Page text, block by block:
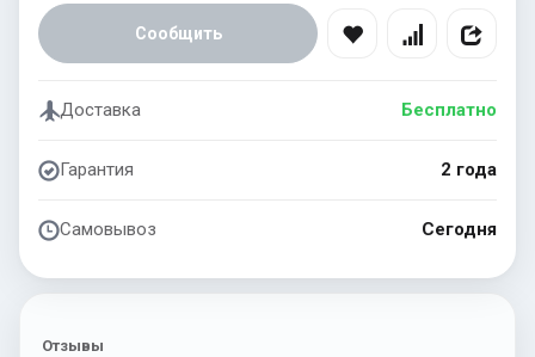
Сообщить
Доставка Бесплатно
Гарантия 2 года
Самовывоз Сегодня
Отзывы